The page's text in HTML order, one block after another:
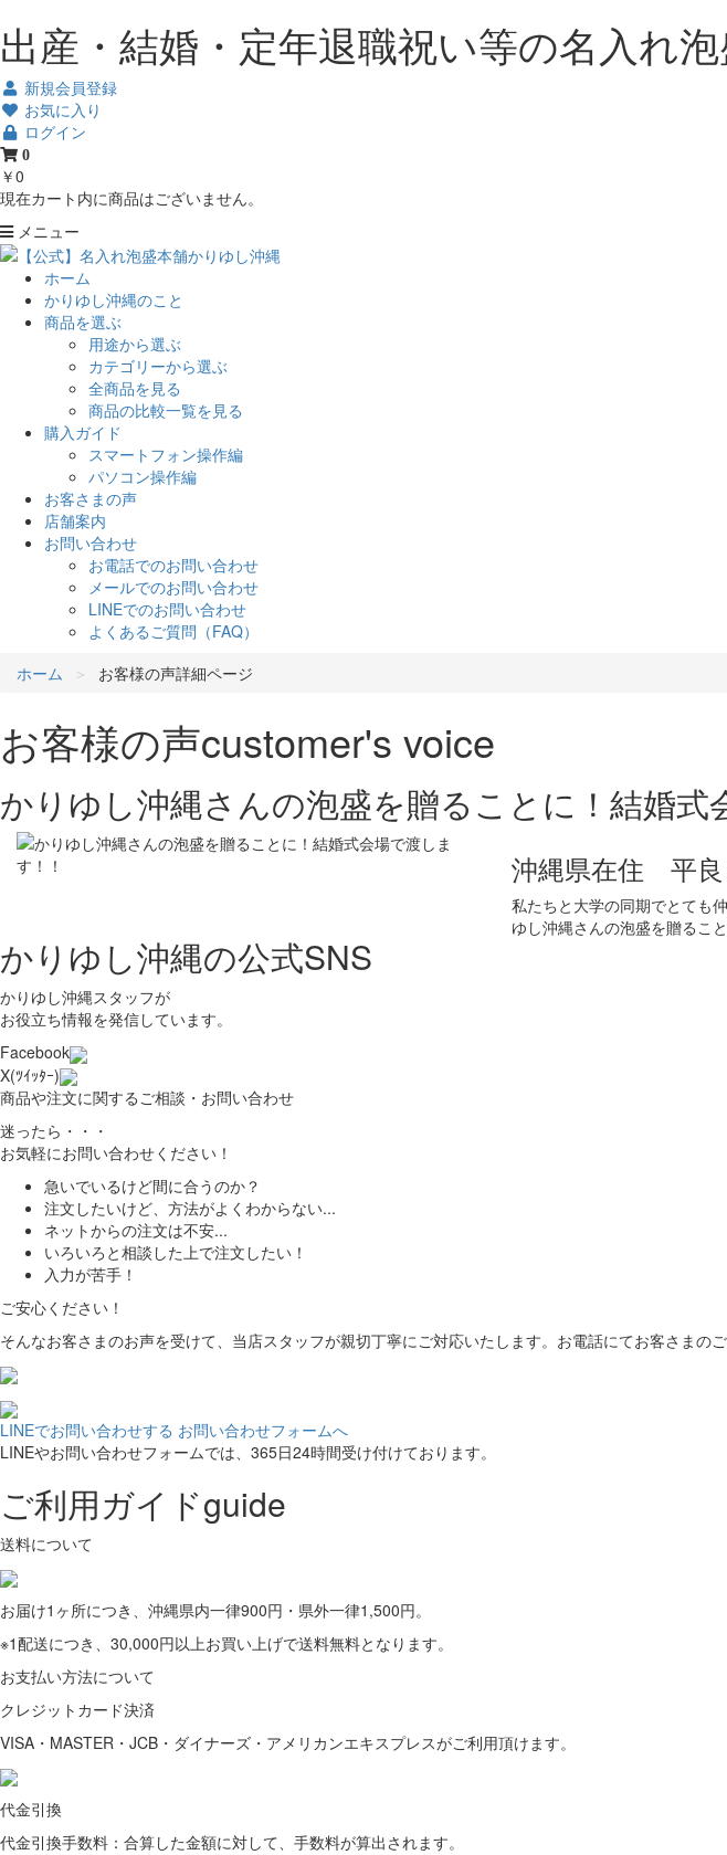
出産・結婚・定年退職祝い等の名入れ
新規会員登録
お気に入り
ログイン
0
￥0
現在カート内に商品はございません。
メニュー
ホーム
かりゆし沖縄のこと
商品を選ぶ
用途から選ぶ
カテゴリーから選ぶ
全商品を見る
商品の比較一覧を見る
購入ガイド
スマートフォン操作編
パソコン操作編
お客さまの声
店舗案内
お問い合わせ
お電話でのお問い合わせ
メールでのお問い合わせ
LINEでのお問い合わせ
よくあるご質問（FAQ）
ホーム
お客様の声詳細ページ
お客様の声customer's voice
かりゆし沖縄さんの泡盛を贈ることに！結婚式
沖縄県在住 平良
私たちと大学の同期でとても
ゆし沖縄さんの泡盛を贈るこ
かりゆし沖縄の公式SNS
かりゆし沖縄スタッフが
お役立ち情報を発信しています。
Facebook
X(ﾂｲｯﾀｰ)
商品や注文に関するご相談・お問い合わせ
迷ったら・・・
お気軽にお問い合わせください！
急いでいるけど間に合うのか？
注文したいけど、方法がよくわからない...
ネットからの注文は不安...
いろいろと相談した上で注文したい！
入力が苦手！
ご安心ください！
そんなお客さまのお声を受けて、当店スタッフが親切丁寧にご対応いたします。お電話にてお客さまの
LINEでお問い合わせする お問い合わせフォームへ
LINEやお問い合わせフォームでは、365日24時間受け付けております。
ご利用ガイドguide
送料について
お届け1ヶ所につき、沖縄県内一律900円・県外一律1,500円。
※1配送につき、30,000円以上お買い上げで送料無料となります。
お支払い方法について
クレジットカード決済
VISA・MASTER・JCB・ダイナーズ・アメリカンエキスプレスがご利用頂けます。
代金引換
代金引換手数料：合算した金額に対して、手数料が算出されます。